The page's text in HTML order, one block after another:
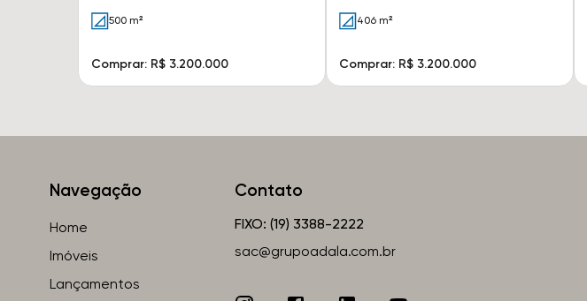
500 m²
Comprar: R$ 3.200.000
406 m²
Comprar: R$ 3.200.000
Navegação
Home
Imóveis
Lançamentos
Contato
FIXO: (19) 3388-2222
sac@grupoadala.com.br